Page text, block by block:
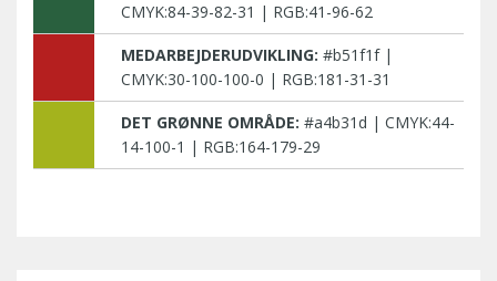
CMYK:84-39-82-31 | RGB:41-96-62
MEDARBEJDERUDVIKLING: #b51f1f |
CMYK:30-100-100-0 | RGB:181-31-31
DET GRØNNE OMRÅDE: #a4b31d | CMYK:44-
14-100-1 | RGB:164-179-29